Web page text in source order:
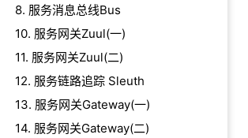
8. 服务消息总线Bus
10. 服务网关Zuul(一)
11. 服务网关Zuul(二)
12. 服务链路追踪 Sleuth
13. 服务网关Gateway(一)
14. 服务网关Gateway(二)